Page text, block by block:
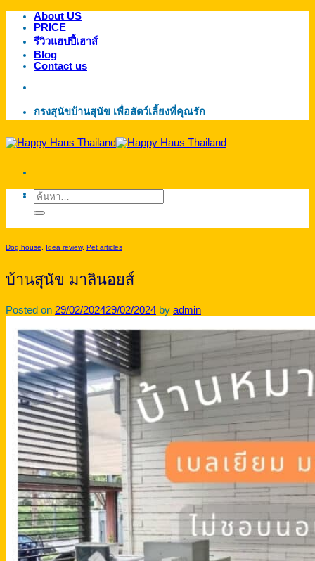
ข้าม
เนื้อหา
About US
PRICE
รีวิวแฮปปี้เฮาส์
Blog
Contact us
กรงสุนัขบ้านสุนัข เพื่อสัตว์เลี้ยงที่คุณรัก
ค้นหา:
Dog house, Idea review, Pet articles
บ้านสุนัข มาลินอยส์
Posted on 29/02/202429/02/2024 by admin